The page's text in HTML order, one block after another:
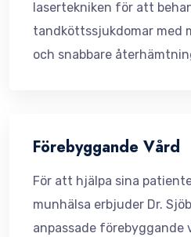
lasertekniken för att
tandköttssjukdomar med
och snabbare
Förebyggande Vård
För att hjälpa sina
munhälsa erbjuder Dr.
anpassade förebyggande